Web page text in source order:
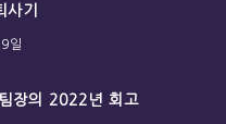
기
일
장의 2022년 회고